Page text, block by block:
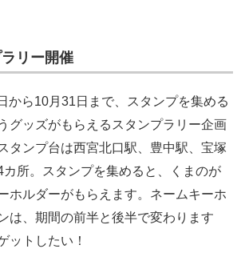
ラリー開催
ら10月31日まで、スタンプを集める
グッズがもらえるスタンプラリー企画
タンプ台は西宮北口駅、豊中駅、宝塚
所。スタンプを集めると、くまのが
ホルダーがもらえます。ネームキーホ
は、期間の前半と後半で変わります
ットしたい！